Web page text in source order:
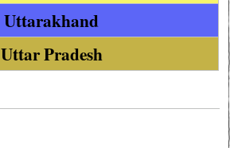
Uttarakhand
Uttar Pradesh